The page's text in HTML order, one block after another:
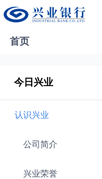
首页
今日兴业
认识兴业
公司简介
兴业荣誉